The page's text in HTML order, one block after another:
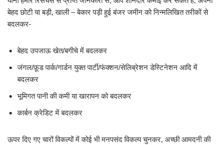
बेहद छोटी या बड़ी, खाली – बेकार पड़ी हुई बंजर जमीन को निन्मलिखित तरीकों से
बदलकर-
बेहद उपजाऊ खेत/बगीचे में बदलकर
जंगल/फ़ूड पार्क/गार्डन युक्त पार्टी/फंक्शन/सेलिब्रेशन डेस्टिनेशन आदि में
बदलकर
भूमिगत पानी की कमी या खारापन को बदलकर
कार्बन क्रेडिट में बदलकर
ऊपर दिए गए चारों विकल्पों में कोई भी मनपसंद विकल्प चुनकर, अच्छी आमदनी की